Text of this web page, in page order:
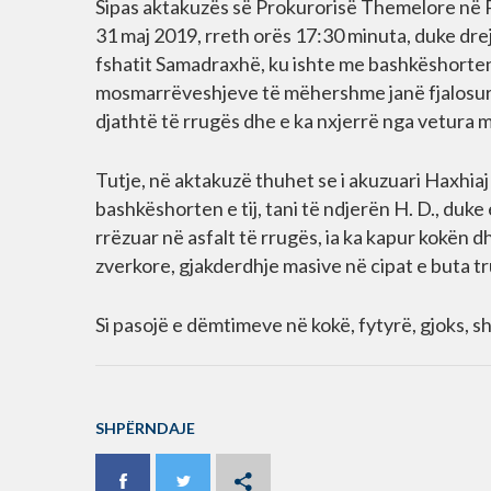
Sipas aktakuzës së Prokurorisë Themelore
31 maj 2019, rreth orës 17:30 minuta, duke
fshatit Samadraxhë, ku ishte me
mosmarrëveshjeve të mëhershme janë
djathtë të rrugës dhe e ka nxjerrë nga vetura
Tutje, në aktakuzë thuhet se i akuzuari
bashkëshorten e tij, tani të ndjerën H. D.,
rrëzuar në asfalt të rrugës, ia ka kapur kokën
zverkore, gjakderdhje masive në cipat e buta
Si pasojë e dëmtimeve në kokë, fytyrë, gjoks,
SHPËRNDAJE